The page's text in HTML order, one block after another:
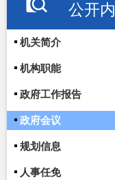
公开
机关简介
机构职能
政府工作报告
政府会议
规划信息
人事任免